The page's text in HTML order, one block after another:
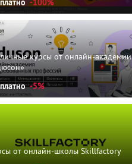
-100%
курсы от онлайн-академии
-5%
от онлайн-школы Skillfactory